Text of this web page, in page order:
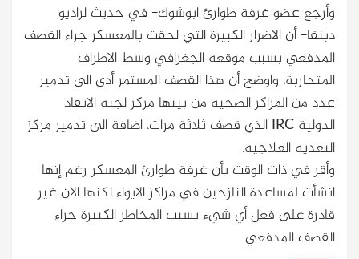
وأرجع عضو غرفة طوارئ ابوشوك- في حديث لراديو
دبنقا- أن الاضرار الكبيرة التي لحقت بالمعسكر جراء القصف
المدفعي بسبب موقعه الجغرافي وسط الاطراف
المتحاربة، واوضح أن هذا القصف المستمر أدى الى تدمير
عدد من المراكز الصحية من بينها مركز لجنة الانقاذ
الدولية IRC الذي قصف ثلاثة مرات، اضافة الى تدمير مركز
التغذية العلاجية.
وأقر في ذات الوقت بأن غرفة طوارئ المعسكر رغم إنها
انشأت لمساعدة النازحين في مراكز الايواء لكنها الان غير
قادرة على فعل أي شيء بسبب المخاطر الكبيرة جراء
القصف المدفعي.